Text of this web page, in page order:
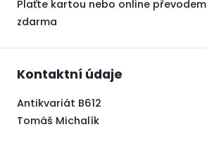
Plaťte kartou nebo online převodem
zdarma
Kontaktní údaje
Antikvariát B612
Tomáš Michalík